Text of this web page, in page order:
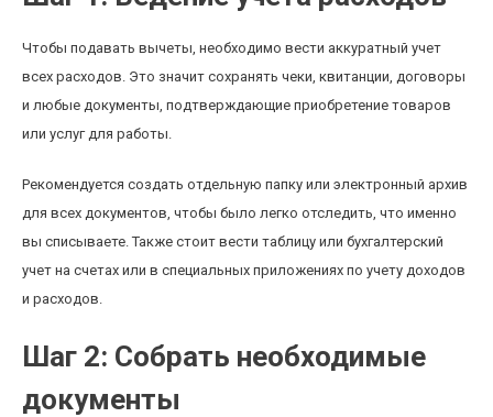
Чтобы подавать вычеты, необходимо вести аккуратный учет
всех расходов. Это значит сохранять чеки, квитанции, договоры
и любые документы, подтверждающие приобретение товаров
или услуг для работы.
Рекомендуется создать отдельную папку или электронный архив
для всех документов, чтобы было легко отследить, что именно
вы списываете. Также стоит вести таблицу или бухгалтерский
учет на счетах или в специальных приложениях по учету доходов
и расходов.
Шаг 2: Собрать необходимые
документы